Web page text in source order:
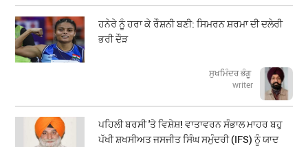
ਹਨੇਰੇ ਨੂੰ ਹਰਾ ਕੇ ਰੌਸ਼ਨੀ ਬਣੀ: ਸਿਮਰਨ ਸ਼ਰਮਾ ਦੀ ਦਲੇਰੀ
ਭਰੀ ਦੌੜ
ਸੁਖਮਿੰਦਰ ਭੰਗੂ
writer
ਪਹਿਲੀ ਬਰਸੀ 'ਤੇ ਵਿਸ਼ੇਸ਼! ਵਾਤਾਵਰਨ ਸੰਭਾਲ ਮਾਹਰ ਬਹੁ
ਪੱਖੀ ਸ਼ਖਸੀਅਤ ਜਸਜੀਤ ਸਿੰਘ ਸਮੁੰਦਰੀ (IFS) ਨੂੰ ਯਾਦ